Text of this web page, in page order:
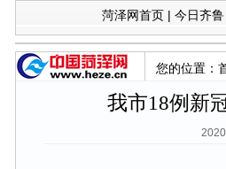
菏泽网首页 | 今日齐鲁
您的位置：
我市18例新